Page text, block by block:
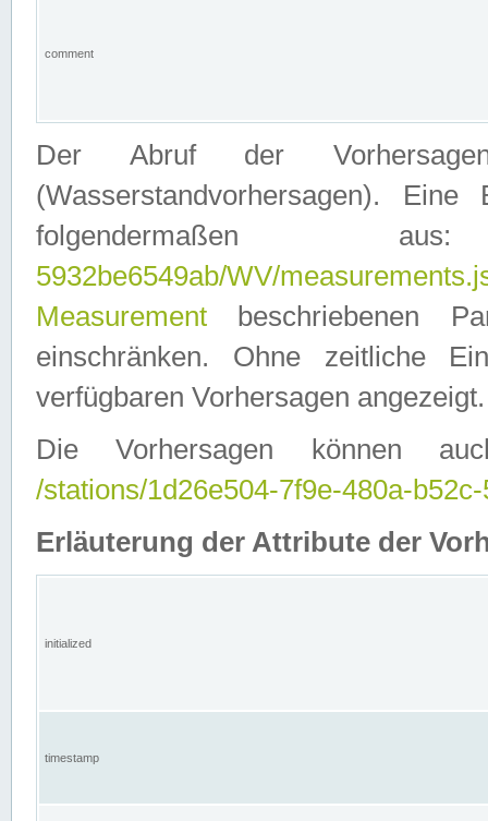
comment
Der Abruf der
(Wasserstandvorhersagen).
folgendermaßen
5932be6549ab/WV/
Measurement beschriebenen
einschränken. Ohne zeitliche
verfügbaren Vorhersagen angezeigt.
Die Vorhersagen können
/stations/1d26e504-7f9e-480a-
Erläuterung der Attribute der
initialized
timestamp